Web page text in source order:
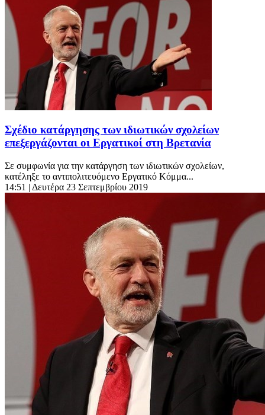
Σχέδιο κατάργησης των ιδιωτικών σχολείων
επεξεργάζονται οι Εργατικοί στη Βρετανία
Σε συμφωνία για την κατάργηση των ιδιωτικών σχολείων,
κατέληξε το αντιπολιτευόμενο Εργατικό Κόμμα...
14:51 | Δευτέρα 23 Σεπτεμβρίου 2019